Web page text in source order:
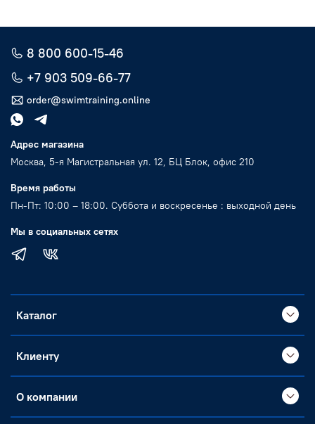
8 800 600-15-46
+7 903 509-66-77
order@swimtraining.online
Адрес магазина
Москва, 5-я Магистральная ул. 12, БЦ Блок, офис 210
Время работы
Пн-Пт: 10:00 – 18:00. Суббота и воскресенье : выходной день
Мы в социальных сетях
Каталог
Клиенту
О компании